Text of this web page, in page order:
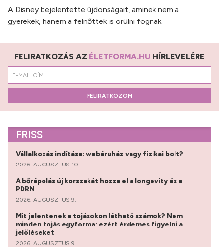
A Disney bejelentette újdonságait, aminek nem a
gyerekek, hanem a felnőttek is örülni fognak.
FELIRATKOZÁS AZ ÉLETFORMA.HU HÍRLEVELÉRE
FELIRATKOZOM
FRISS
Vállalkozás indítása: webáruház vagy fizikai bolt?
2026. AUGUSZTUS 10.
A bőrápolás új korszakát hozza el a longevity és a
PDRN
2026. AUGUSZTUS 9.
Mit jelentenek a tojásokon látható számok? Nem
minden tojás egyforma: ezért érdemes figyelni a
jelöléseket
2026. AUGUSZTUS 9.